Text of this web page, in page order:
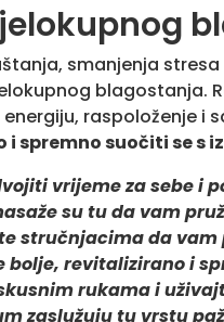
smanjenja
blagostanja.
raspoloženje i
i spremno suočiti se s
vrijeme za sebe i
su tu da vam
stručnjacima da
bolje, revitalizirano i
rukama i
zaslužuju tu vrstu